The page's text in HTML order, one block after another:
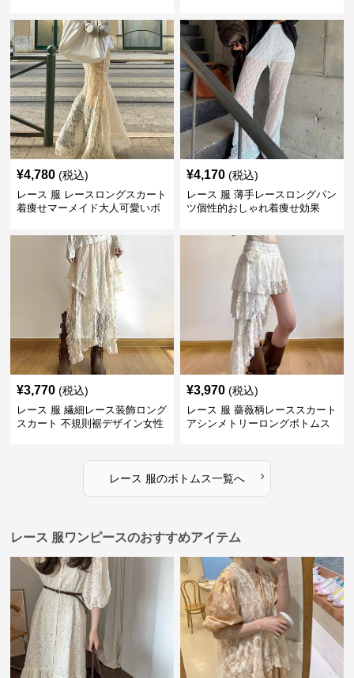
¥4,780 (税込)
レース 服 レースロングスカート
着痩せマーメイド大人可愛いボ
¥4,170 (税込)
レース 服 薄手レースロングパン
ツ個性的おしゃれ着痩せ効果
¥3,770 (税込)
レース 服 繊細レース装飾ロング
スカート 不規則裾デザイン女性
¥3,970 (税込)
レース 服 薔薇柄レーススカート
アシンメトリーロングボトムス
レース 服のボトムス一覧へ ›
レース 服ワンピースのおすすめアイテム